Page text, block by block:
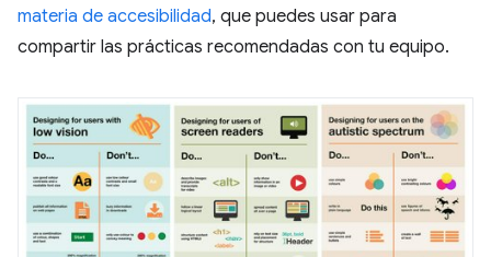
materia de accesibilidad, que puedes usar para
compartir las prácticas recomendadas con tu equipo.